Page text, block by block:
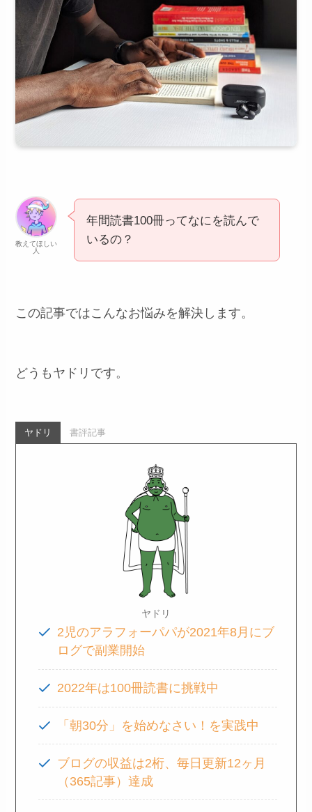
教えてほしい
人
年間読書100冊ってなにを読んで
いるの？
この記事ではこんなお悩みを解決します。
どうもヤドリです。
ヤドリ 書評記事
ヤドリ
2児のアラフォーパパが2021年8月にブ
ログで副業開始
2022年は100冊読書に挑戦中
「朝30分」を始めなさい！を実践中
ブログの収益は2桁、毎日更新12ヶ月
（365記事）達成